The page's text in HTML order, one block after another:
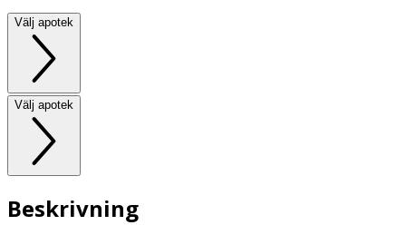
Välj apotek
Välj apotek
Beskrivning